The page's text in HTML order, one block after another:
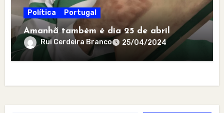
Política Portugal
Amanhã também é dia 25 de abril
Rui Cerdeira Branco 25/04/2024